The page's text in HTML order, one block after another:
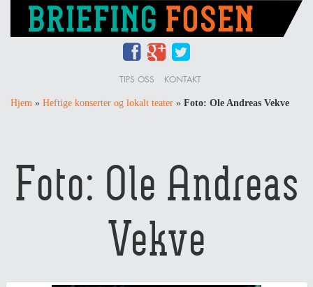
TIPS OSS KONTAKT
Hjem » Heftige konserter og lokalt teater » Foto: Ole Andreas Vekve
Foto: Ole Andreas
Vekve